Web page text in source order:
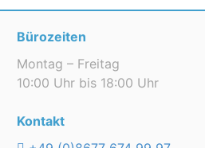
Bürozeiten
Montag – Freitag
10:00 Uhr bis 18:00 Uhr
Kontakt